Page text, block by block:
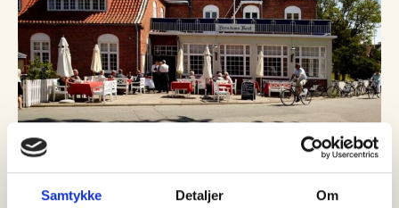
Samtykke Detaljer Om
06 august, 2026
Brøndums Hotel skal fortsat